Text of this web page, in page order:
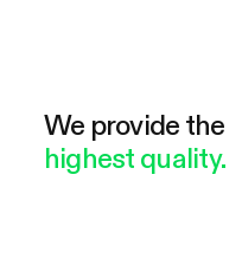
We provide the
highest quality.